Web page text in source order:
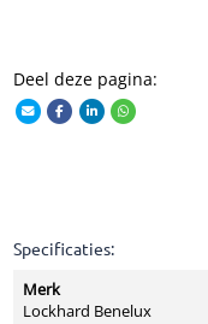
Deel deze pagina:
Specificaties:
Merk
Lockhard Benelux